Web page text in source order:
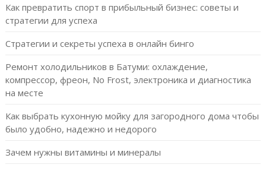
Как превратить спорт в прибыльный бизнес: советы и
стратегии для успеха
Стратегии и секреты успеха в онлайн бинго
Ремонт холодильников в Батуми: охлаждение,
компрессор, фреон, No Frost, электроника и диагностика
на месте
Как выбрать кухонную мойку для загородного дома чтобы
было удобно, надежно и недорого
Зачем нужны витамины и минералы